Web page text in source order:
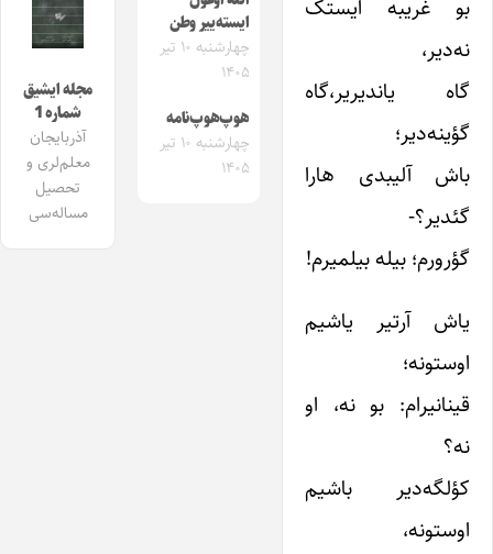
بو غریبه ایستک
نه‌دیر،
گاه یاندیریر،گاه
گؤینه‌دیر؛
باش آلیبدی هارا
گئدیر؟-
گؤرورم؛ بیله بیلمیرم!
یاش آرتیر یاشیم
اوستونه؛
قینانیرام: بو نه، او
نه؟
کؤلگه‌دیر باشیم
اوستونه،
ایسته‌ییر وطن
چهارشنبه ۱۰ تیر
۱۴۰۵
هوپ‌هوپ‌نامه
چهارشنبه ۱۰ تیر
۱۴۰۵
مجله ایشیق
شماره 1
آذربایجان
معلم‌لری و
تحصیل
مساله‌سی